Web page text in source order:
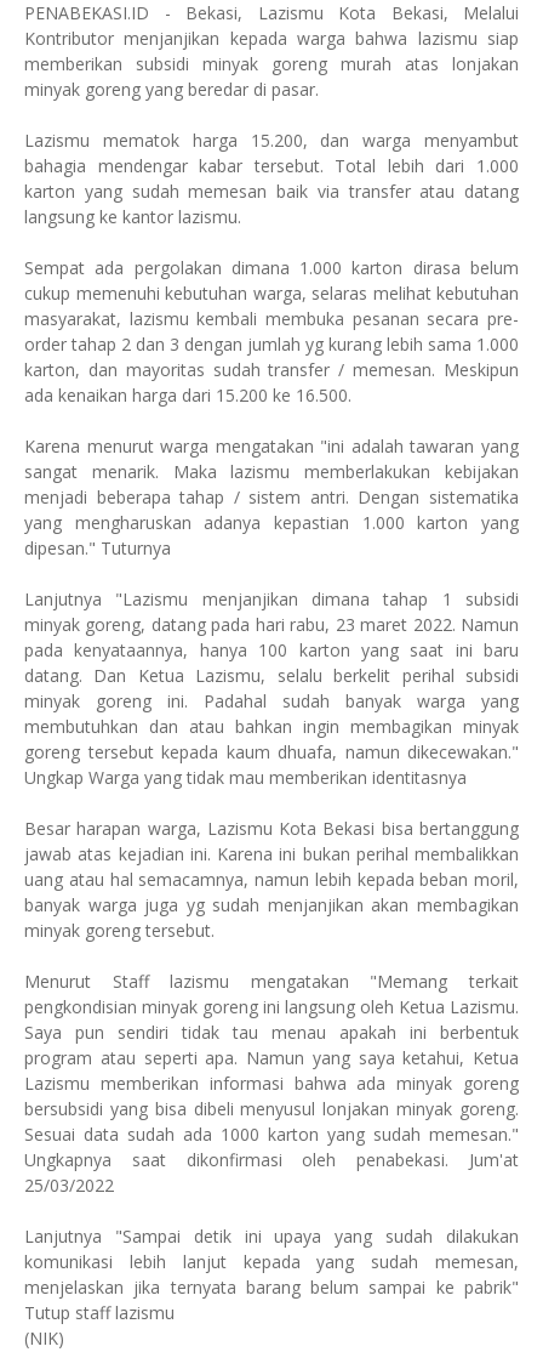
PENABEKASI.ID - Bekasi, Lazismu Kota Bekasi, Melalui
Kontributor menjanjikan kepada warga bahwa lazismu siap
memberikan subsidi minyak goreng murah atas lonjakan
minyak goreng yang beredar di pasar.
Lazismu mematok harga 15.200, dan warga menyambut
bahagia mendengar kabar tersebut. Total lebih dari 1.000
karton yang sudah memesan baik via transfer atau datang
langsung ke kantor lazismu.
Sempat ada pergolakan dimana 1.000 karton dirasa belum
cukup memenuhi kebutuhan warga, selaras melihat kebutuhan
masyarakat, lazismu kembali membuka pesanan secara pre-
order tahap 2 dan 3 dengan jumlah yg kurang lebih sama 1.000
karton, dan mayoritas sudah transfer / memesan. Meskipun
ada kenaikan harga dari 15.200 ke 16.500.
Karena menurut warga mengatakan "ini adalah tawaran yang
sangat menarik. Maka lazismu memberlakukan kebijakan
menjadi beberapa tahap / sistem antri. Dengan sistematika
yang mengharuskan adanya kepastian 1.000 karton yang
dipesan." Tuturnya
Lanjutnya "Lazismu menjanjikan dimana tahap 1 subsidi
minyak goreng, datang pada hari rabu, 23 maret 2022. Namun
pada kenyataannya, hanya 100 karton yang saat ini baru
datang. Dan Ketua Lazismu, selalu berkelit perihal subsidi
minyak goreng ini. Padahal sudah banyak warga yang
membutuhkan dan atau bahkan ingin membagikan minyak
goreng tersebut kepada kaum dhuafa, namun dikecewakan."
Ungkap Warga yang tidak mau memberikan identitasnya
Besar harapan warga, Lazismu Kota Bekasi bisa bertanggung
jawab atas kejadian ini. Karena ini bukan perihal membalikkan
uang atau hal semacamnya, namun lebih kepada beban moril,
banyak warga juga yg sudah menjanjikan akan membagikan
minyak goreng tersebut.
Menurut Staff lazismu mengatakan "Memang terkait
pengkondisian minyak goreng ini langsung oleh Ketua Lazismu.
Saya pun sendiri tidak tau menau apakah ini berbentuk
program atau seperti apa. Namun yang saya ketahui, Ketua
Lazismu memberikan informasi bahwa ada minyak goreng
bersubsidi yang bisa dibeli menyusul lonjakan minyak goreng.
Sesuai data sudah ada 1000 karton yang sudah memesan."
Ungkapnya saat dikonfirmasi oleh penabekasi. Jum'at
25/03/2022
Lanjutnya "Sampai detik ini upaya yang sudah dilakukan
komunikasi lebih lanjut kepada yang sudah memesan,
menjelaskan jika ternyata barang belum sampai ke pabrik"
Tutup staff lazismu
(NIK)